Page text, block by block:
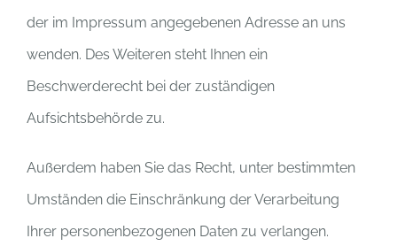
der im Impressum angegebenen Adresse an uns
wenden. Des Weiteren steht Ihnen ein
Beschwerderecht bei der zuständigen
Aufsichtsbehörde zu.
Außerdem haben Sie das Recht, unter bestimmten
Umständen die Einschränkung der Verarbeitung
Ihrer personenbezogenen Daten zu verlangen.